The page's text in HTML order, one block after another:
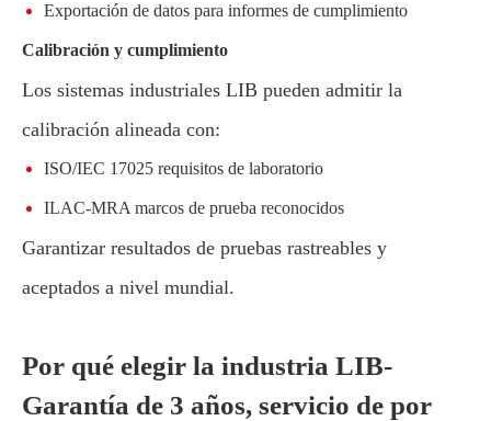
Exportación de datos para informes de cumplimiento
Calibración y cumplimiento
Los sistemas industriales LIB pueden admitir la
calibración alineada con:
ISO/IEC 17025 requisitos de laboratorio
ILAC-MRA marcos de prueba reconocidos
Garantizar resultados de pruebas rastreables y
aceptados a nivel mundial.
Por qué elegir la industria LIB-
Garantía de 3 años, servicio de por